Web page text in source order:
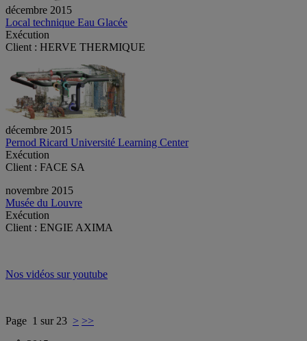
décembre 2015
Local technique Eau Glacée
Exécution
Client : HERVE THERMIQUE
décembre 2015
Pernod Ricard Université Learning Center
Exécution
Client : FACE SA
novembre 2015
Musée du Louvre
Exécution
Client : ENGIE AXIMA
Nos vidéos sur youtube
Page 1 sur 23 > >>